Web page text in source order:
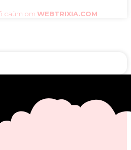
сайт от WEBTRIXIA.COM